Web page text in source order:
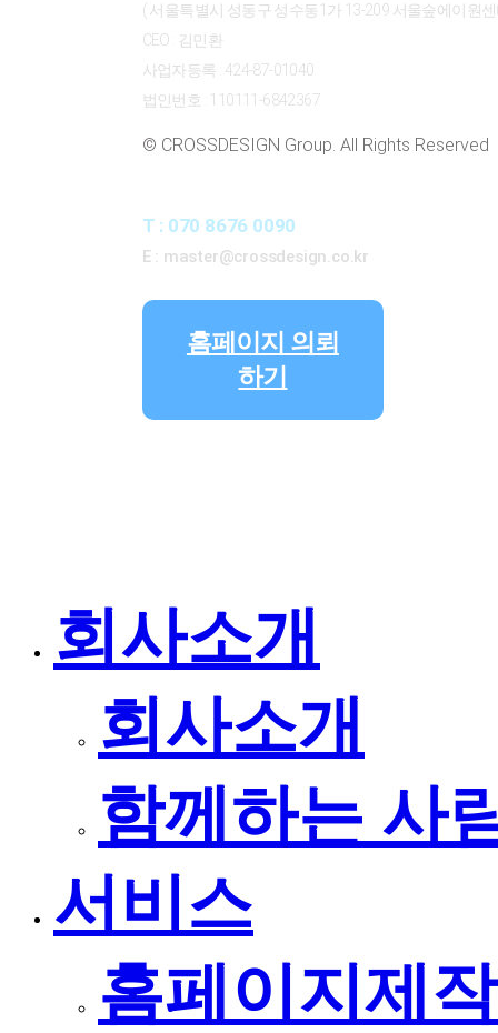
( 서울특별시 성동구 성수동1가 13-209 서울숲에이원
CEO : 김민환
사업자등록 : 424-87-01040
법인번호 : 110111-6842367
© CROSSDESIGN Group. All Rights Reserved
T : 070 8676 0090
E : master@crossdesign.co.kr
홈페이지 의뢰
하기
회사소개
회사소개
함께하는 사
서비스
홈페이지제작